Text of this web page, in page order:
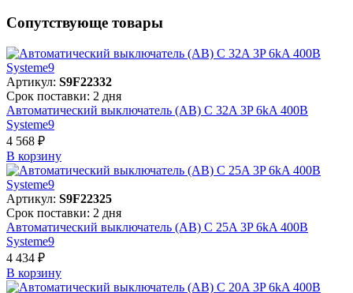
Сопутствующе товары
Артикул: S9F22332
Срок поставки: 2 дня
Автоматический выключатель (АВ) C 32A 3P 6kA 400В
Systeme9
4 568 ₽
В корзинy
Артикул: S9F22325
Срок поставки: 2 дня
Автоматический выключатель (АВ) C 25A 3P 6kA 400В
Systeme9
4 434 ₽
В корзинy